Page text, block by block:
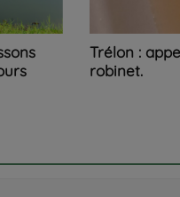
Trélon :
robinet.